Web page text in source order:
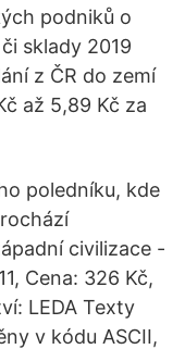
podniků o
sklady 2019
z ČR do zemí
až 5,89 Kč za
poledníku, kde
civilizace -
Cena: 326 Kč,
LEDA Texty
v kódu ASCII,